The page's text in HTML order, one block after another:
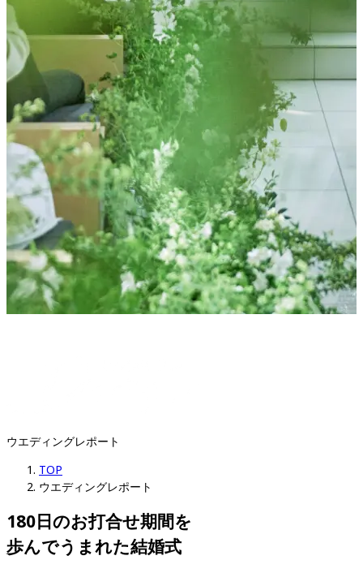
ウエディングレポート
TOP
ウエディングレポート
180日のお打合せ期間を
歩んでうまれた結婚式